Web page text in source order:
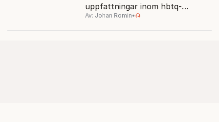
uppfattningar inom hbtq-
rörelsen. "Vi har inga problem
Av: Johan Romin•